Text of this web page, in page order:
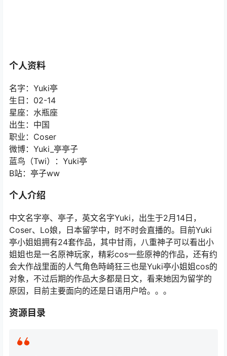
个人资料
名字：Yuki亭
生日：02-14
星座：水瓶座
出生：中国
职业：Coser
微博：Yuki_亭亭子
蓝鸟（Twi）：Yuki亭
B站：亭子ww
个人介绍
中文名字亭、亭子，英文名字Yuki，出生于2月14日，
Coser、Lo娘，日本留学中，时不时会直播的。目前Yuki
亭小姐姐拥有24套作品，其中甘雨，八重神子可以看出小
姐姐也是一名原神玩家，精彩cos一些原神的作品，还有约
会大作战里面的人气角色時崎狂三也是Yuki亭小姐姐cos的
对象，不过后期的作品大多都是日文，看来她因为留学的
原因，目前主要面向的还是日语用户哈。。。
资源目录